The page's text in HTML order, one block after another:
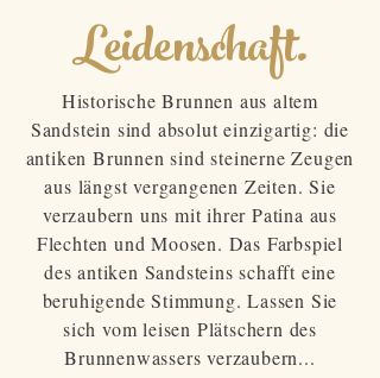
Leidenschaft.
Historische Brunnen aus altem
Sandstein sind absolut einzigartig: die
antiken Brunnen sind steinerne Zeugen
aus längst vergangenen Zeiten. Sie
verzaubern uns mit ihrer Patina aus
Flechten und Moosen. Das Farbspiel
des antiken Sandsteins schafft eine
beruhigende Stimmung.Lassen Sie
sich vom leisen Plätschern des
Brunnenwassers verzaubern...